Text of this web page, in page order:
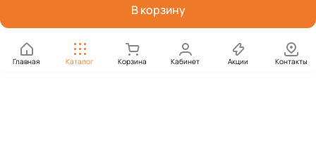
В корзину
Главная Каталог Корзина Кабинет Акции Контакты